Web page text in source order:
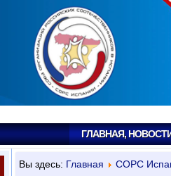
ГЛАВНАЯ,
Вы здесь: Главная СОРС